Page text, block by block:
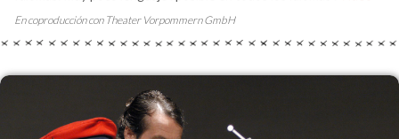
En coproducción con Theater Vorpommern GmbH